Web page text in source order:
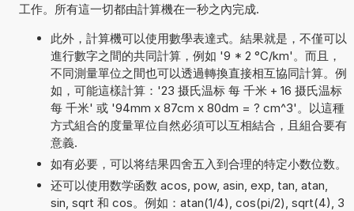
工作。所有這一切都由計算機在一秒之內完成.
此外，計算機可以使用數學表達式。結果就是，不僅可以
進行數字之間的共同計算，例如 '9 * 2 °C/km'。而且，
不同測量單位之間也可以透過轉換直接相互協同計算。例
如，可能這樣計算：'23 摄氏温标 每 千米 + 16 摄氏温标
每 千米' 或 '94mm x 87cm x 80dm = ? cm^3'。以這種
方式組合的度量單位自然必須可以互相結合，且組合要有
意義.
如有必要，可以将结果四舍五入到合理的特定小数位数。
还可以使用数学函数 acos, pow, asin, exp, tan, atan,
sin, sqrt 和 cos。例如：atan(1/4), cos(pi/2), sqrt(4), 3